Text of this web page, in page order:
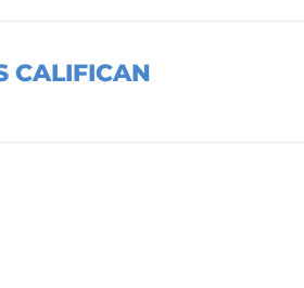
CALIFICAN